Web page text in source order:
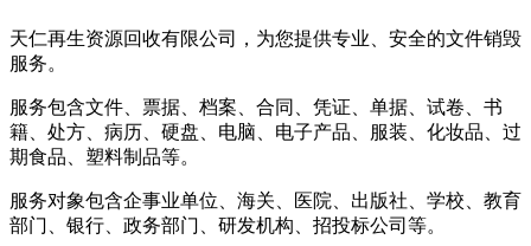
天仁再生资源回收有限公司，为您提供专业、安全的文件销毁
服务。
服务包含文件、票据、档案、合同、凭证、单据、试卷、书
籍、处方、病历、硬盘、电脑、电子产品、服装、化妆品、过
期食品、塑料制品等。
服务对象包含企事业单位、海关、医院、出版社、学校、教育
部门、银行、政务部门、研发机构、招投标公司等。